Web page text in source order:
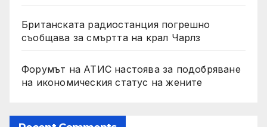
Британската радиостанция погрешно
съобщава за смъртта на крал Чарлз
Форумът на АТИС настоява за подобряване
на икономическия статус на жените